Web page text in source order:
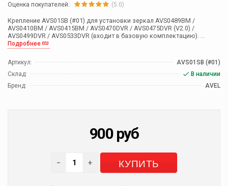
Оценка покупателей: (5.0)
Крепление AVS01SB (#01) для установки зеркал AVS0489BM /
AVS0410BM / AVS0415BM / AVS0470DVR / AVS0475DVR (V2.0) /
AVS0499DVR / AVS0533DVR (входит в базовую комплектацию). ...
Подробнее
Артикул:
AVS01SB (#01)
Склад:
В наличии
Бренд:
AVEL
900 руб
− + КУПИТЬ